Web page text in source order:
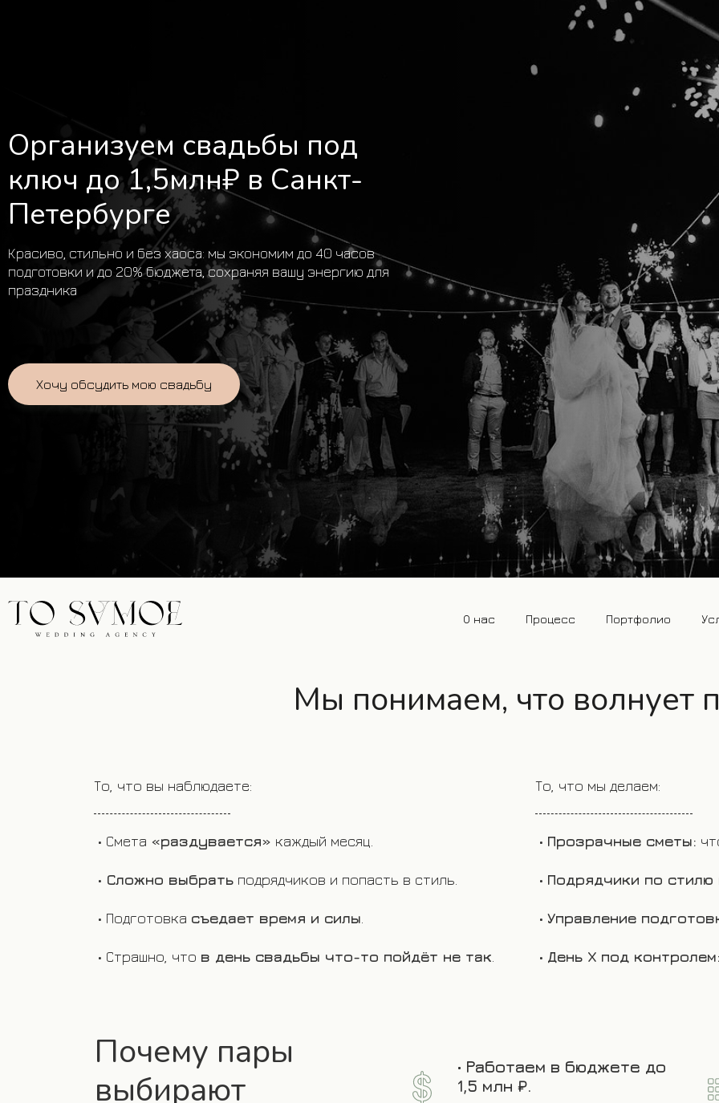
Организуем свадьбы под
ключ до 1,5млн₽ в Санкт-
Петербурге
Красиво, стильно и без хаоса: мы экономим до 40 часов
подготовки и до 20% бюджета, сохраняя вашу энергию для
праздника
Хочу обсудить мою свадьбу
О нас Процесс Портфолио
Мы понимаем, что волнует
То, что вы наблюдаете:
• Смета «раздувается» каждый месяц.
• Сложно выбрать подрядчиков и попасть в стиль.
• Подготовка съедает время и силы
• Страшно, что в день свадьбы что-то пойдёт не так
То, что мы делаем:
• Прозрачные сметы:
• Подрядчики по
• Управление
• День Х под контролем:
Почему пары
выбирают
• Работаем в бюджете до
1,5 млн ₽.